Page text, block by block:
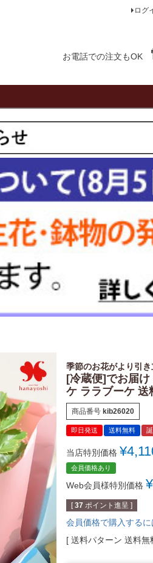
ログ
お電話での注文もOK
季節のお花がより引き
[冷蔵便]でお届
ケ ララブーケ 送
商品番号 kib26020
即日発送 送料無料
当店特別価格 ¥
会員価格あり
Web会員様特別価格 ¥
[ 37 ポイント進呈 ]
会員価格で購入するに
送料パターン 送料無